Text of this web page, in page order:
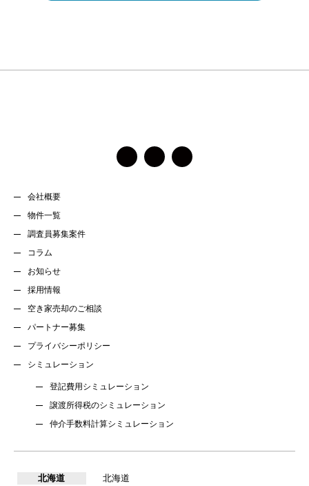
会社概要
物件一覧
調査員募集案件
コラム
お知らせ
採用情報
空き家売却のご相談
パートナー募集
プライバシーポリシー
シミュレーション
登記費用シミュレーション
譲渡所得税のシミュレーション
仲介手数料計算シミュレーション
北海道 北海道